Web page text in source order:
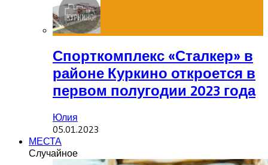
Спорткомплекс «Сталкер» в
районе Куркино откроется в
первом полугодии 2023 года
Юлия
05.01.2023
МЕСТА
Случайное